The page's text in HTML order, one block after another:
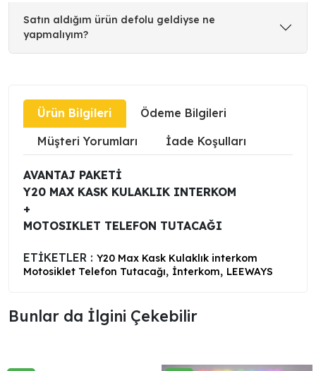
Satın aldığım ürün defolu geldiyse ne
yapmalıyım?
Ürün Bilgileri
Ödeme Bilgileri
Müşteri Yorumları
İade Koşulları
AVANTAJ PAKETİ
Y20 MAX KASK KULAKLIK INTERKOM
+
MOTOSIKLET TELEFON TUTACAĞI
ETİKETLER : Y20 Max Kask Kulaklık interkom
Motosiklet Telefon Tutacağı, İnterkom, LEEWAYS
Bunlar da İlgini Çekebilir ️